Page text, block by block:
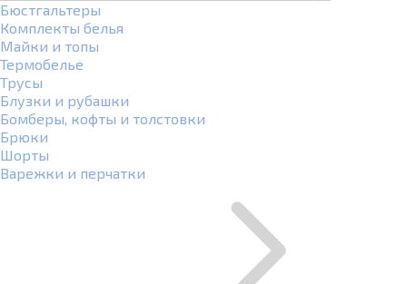
Бюстгальтеры
Комплекты белья
Майки и топы
Термобелье
Трусы
Блузки и рубашки
Бомберы, кофты и толстовки
Брюки
Шорты
Варежки и перчатки